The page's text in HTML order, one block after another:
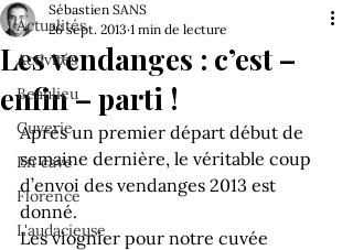
Actualités
Activités
Beaulieu
Cuverie
En cave
Florence
L'audacieuse
Les vendanges : c’est –
enfin – parti !
Sébastien SANS
26 sept. 2013 1 min de lecture
Après un premier départ début de
semaine dernière, le véritable coup
d’envoi des vendanges 2013 est
donné.
Les viognier pour notre cuvée